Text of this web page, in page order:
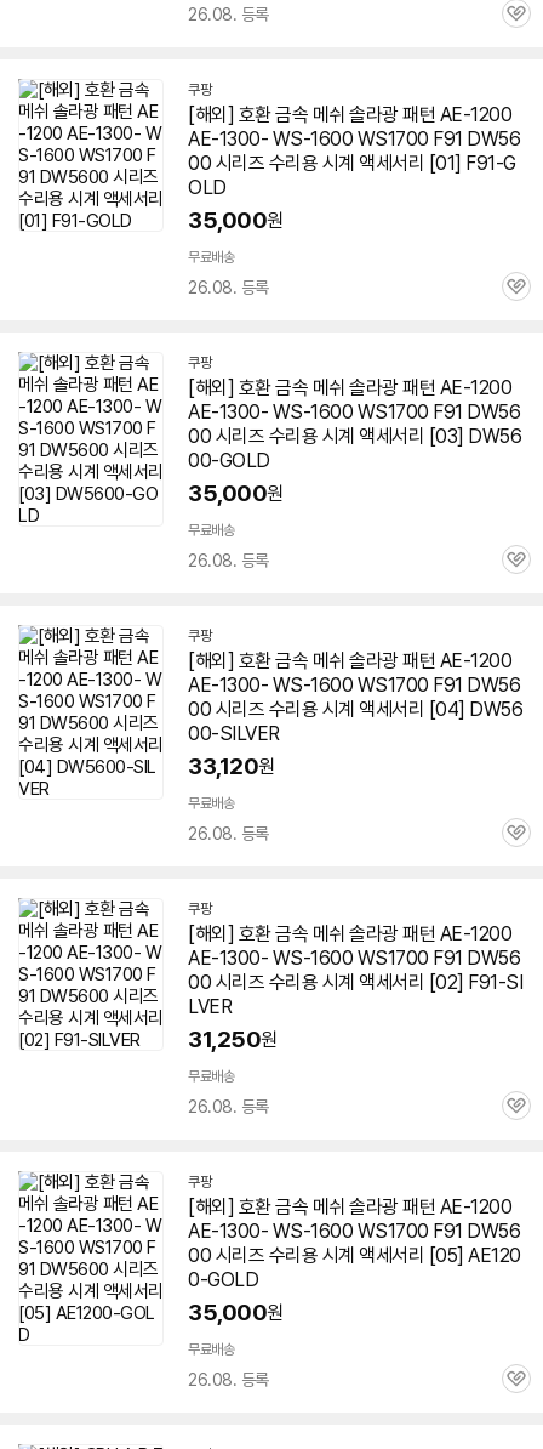
26.08. 등록
관
쿠팡
[해외] 호환 금속 메쉬 솔라광 패턴 AE-1200
AE-1300- WS-1600 WS1700 F91 DW56
00 시리즈 수리용 시계 액세서리 [01] F91-G
OLD
35,000원
무료배송
26.08. 등록
관
쿠팡
[해외] 호환 금속 메쉬 솔라광 패턴 AE-1200
AE-1300- WS-1600 WS1700 F91 DW56
00 시리즈 수리용 시계 액세서리 [03] DW56
00-GOLD
35,000원
무료배송
26.08. 등록
관
쿠팡
[해외] 호환 금속 메쉬 솔라광 패턴 AE-1200
AE-1300- WS-1600 WS1700 F91 DW56
00 시리즈 수리용 시계 액세서리 [04] DW56
00-SILVER
33,120원
무료배송
26.08. 등록
관
쿠팡
[해외] 호환 금속 메쉬 솔라광 패턴 AE-1200
AE-1300- WS-1600 WS1700 F91 DW56
00 시리즈 수리용 시계 액세서리 [02] F91-SI
LVER
31,250원
무료배송
26.08. 등록
관
쿠팡
[해외] 호환 금속 메쉬 솔라광 패턴 AE-1200
AE-1300- WS-1600 WS1700 F91 DW56
00 시리즈 수리용 시계 액세서리 [05] AE120
0-GOLD
35,000원
무료배송
26.08. 등록
관